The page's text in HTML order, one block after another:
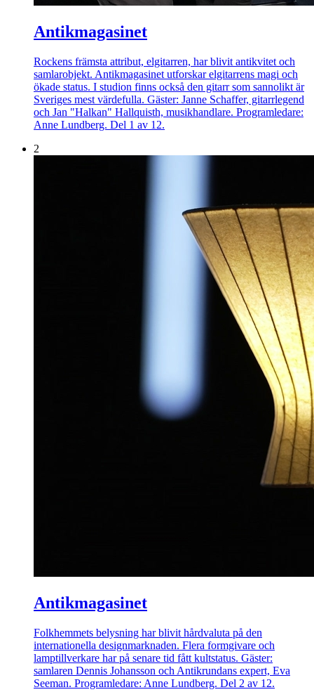
Antikmagasinet
Rockens främsta attribut, elgitarren, har blivit antikvitet och
samlarobjekt. Antikmagasinet utforskar elgitarrens magi och
ökade status. I studion finns också den gitarr som sannolikt är
Sveriges mest värdefulla. Gäster: Janne Schaffer, gitarrlegend
och Jan "Halkan" Hallquisth, musikhandlare. Programledare:
Anne Lundberg. Del 1 av 12.
2
Antikmagasinet
Folkhemmets belysning har blivit hårdvaluta på den
internationella designmarknaden. Flera formgivare och
lamptillverkare har på senare tid fått kultstatus. Gäster:
samlaren Dennis Johansson och Antikrundans expert, Eva
Seeman. Programledare: Anne Lundberg. Del 2 av 12.